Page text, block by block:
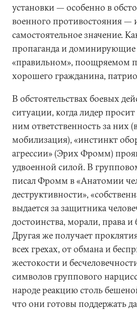
установки — особенно в
военного противостояния —
самостоятельное значение.
пропаганда и доминирующие
«правильном», поощряемом
хорошего гражданина,
В обстоятельствах боевых
ситуации, когда лидер
ним ответственность за них
мобилизация), «инстинкт
агрессии» (Эрих Фромм)
удвоенной силой. В
писал Фромм в «Анатомии
деструктивности»,
выдается за защитника
достоинства, морали, права и
Другая же получает
всех грехах, от обмана и
жестокости и
символов группового
народе реакцию столь
что они готовы поддержать